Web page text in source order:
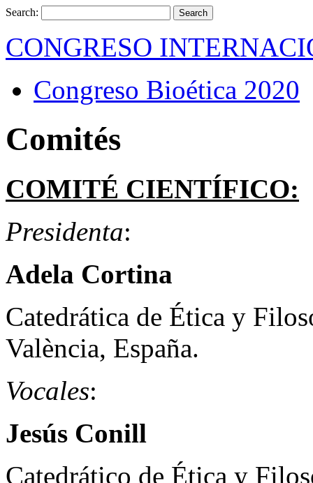
Search:
CONGRESO
Congreso Bioética 2020
Comités
COMITÉ CIENTÍFICO:
Presidenta:
Adela Cortina
Catedrática de Ética y
València, España.
Vocales:
Jesús Conill
Catedrático de Ética y